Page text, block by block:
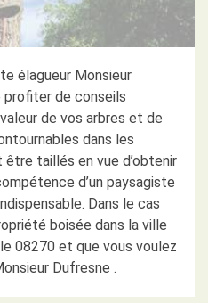
élagueur Monsieur
profiter de conseils
de vos arbres et de
dans les
être taillés en vue d’obtenir
d’un paysagiste
Dans le cas
boisée dans la ville
08270 et que vous voulez
Dufresne .